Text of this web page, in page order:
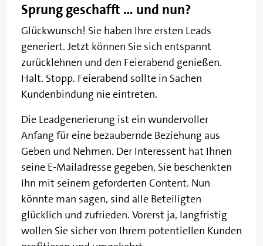
Sprung geschafft … und nun?
Glückwunsch! Sie haben Ihre ersten Leads
generiert. Jetzt können Sie sich entspannt
zurücklehnen und den Feierabend genießen.
Halt. Stopp. Feierabend sollte in Sachen
Kundenbindung nie eintreten.
Die Leadgenerierung ist ein wundervoller
Anfang für eine bezaubernde Beziehung aus
Geben und Nehmen. Der Interessent hat Ihnen
seine E-Mailadresse gegeben, Sie beschenkten
Ihn mit seinem geforderten Content. Nun
könnte man sagen, sind alle Beteiligten
glücklich und zufrieden. Vorerst ja, langfristig
wollen Sie sicher von Ihrem potentiellen Kunden